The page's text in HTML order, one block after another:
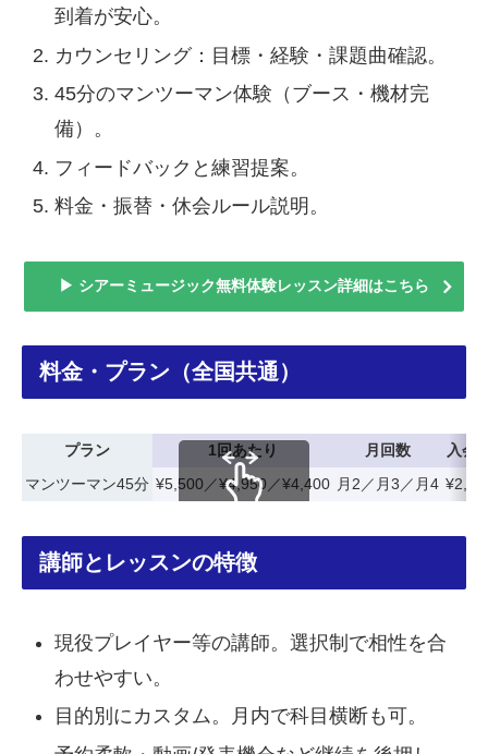
到着が安心。
カウンセリング：目標・経験・課題曲確認。
45分のマンツーマン体験（ブース・機材完
備）。
フィードバックと練習提案。
料金・振替・休会ルール説明。
▶ シアーミュージック無料体験レッスン詳細はこちら
料金・プラン（全国共通）
プラン 1回あたり 月回数
入会
マンツーマン45分 ¥5,500／¥4,950／¥4,400 月2／月3／月4
講師とレッスンの特徴
現役プレイヤー等の講師。選択制で相性を合
わせやすい。
目的別にカスタム。月内で科目横断も可。